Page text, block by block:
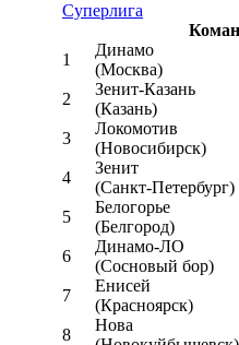
Суперлига
1
Динамо
(Москва)
2
Зенит-Казань
(Казань)
3
Локомотив
(Новосибирск)
4
Зенит
(Санкт-Петербург)
5
Белогорье
(Белгород)
6
Динамо-ЛО
(Сосновый бор)
7
Енисей
(Красноярск)
8
Нова